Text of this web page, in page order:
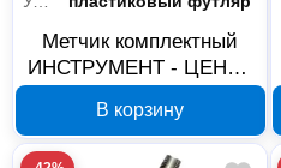
Метчик комплектный
ИНСТРУМЕНТ - ЦЕНТР
шт
В корзину